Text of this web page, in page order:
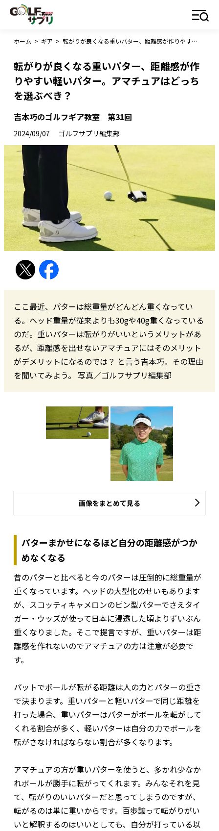
ホーム > ギア > 転がりが良くなる重いパター、距離感が作りやすい軽いパター。アマチュアはどっちを選ぶべき？
転がりが良くなる重いパター、距離感が作
りやすい軽いパター。アマチュアはどっち
を選ぶべき？
吉本巧のゴルフギア教室 第31回
2024/09/07 ゴルフサプリ編集部
ここ最近、パターは総重量がどんどん重くなってい
る。ヘッド重量が従来よりも30gや40g重くなっている
のだ。重いパターは転がりがいいというメリットがあ
るが、距離感を出せないアマチュアにはそのメリット
がデメリットになるのでは？ と言う吉本巧。その理由
を聞いてみよう。 写真／ゴルフサプリ編集部
画像をまとめて見る
パターまかせになるほど自分の距離感がつか
めなくなる
昔のパターと比べると今のパターは圧倒的に総重量が
重くなっています。ヘッドの大型化のせいもあります
が、スコッティキャメロンのピン型パターでさえタイ
ガー・ウッズが使って日本に浸透した頃よりずいぶん
重くなりました。そこで提言ですが、重いパターは距
離感を作れないのでアマチュアの方は注意が必要で
す。
パットでボールが転がる距離は人の力とパターの重さ
で決まります。重いパターと軽いパターで同じ距離を
打った場合、重いパターはパターがボールを転がして
くれる割合が多く、軽いパターは自分の力でボールを
転がさなければならない割合が多くなります。
アマチュアの方が重いパターを使うと、多かれ少なか
れボールが勝手に転がってくれます。みんなそれを見
て、転がりのいいパターだと思ってしまうのですが、
転がるのは単に重いからです。百歩譲って転がりがい
いと解釈するのはいいとしても、自分が打っている以